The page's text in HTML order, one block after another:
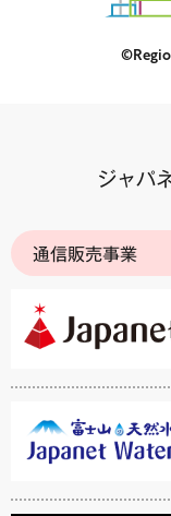
ジャパ
通信販売事業